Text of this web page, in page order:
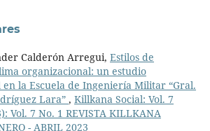
Calderón Arregui, Estilos de
organizacional: un estudio
la Escuela de Ingeniería Militar “Gral.
Lara” , Killkana Social: Vol. 7
Vol. 7 No. 1 REVISTA KILLKANA
- ABRIL 2023